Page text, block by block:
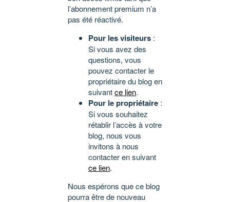
l’abonnement premium n’a
pas été réactivé.
Pour les visiteurs :
Si vous avez des
questions, vous
pouvez contacter le
propriétaire du blog en
suivantce lien.
Pour le propriétaire :
Si vous souhaitez
rétablir l’accès à votre
blog, nous vous
invitons à nous
contacter en suivant
ce lien.
Nous espérons que ce blog
pourra être de nouveau